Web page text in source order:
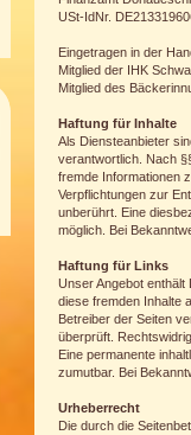
USt-IdNr.
Eingetragen in der
Mitglied der IHK
Mitglied des
Haftung für Inhalte
Als Diensteanbieter
verantwortlich. Nach
fremde Informationen
Verpflichtungen zur
unberührt. Eine
möglich. Bei
Haftung für Links
Unser Angebot
diese fremden Inhalte
Betreiber der Seiten
überprüft.
Eine permanente
zumutbar. Bei
Urheberrecht
Die durch die